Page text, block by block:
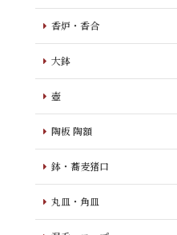
香炉・香合
大鉢
壺
陶板 陶額
鉢・蕎麦猪口
丸皿・角皿